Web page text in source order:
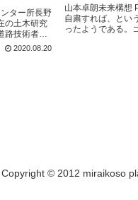
ター所長野
の土木研究
技術者へ
「鉄道橋は
論説を作成
2020.08.20
とコロナ「
山本卓朗未来構想
自粛すれば、とい
ったようである。
多くの研究がなさ
Copyright © 2012 miraikoso